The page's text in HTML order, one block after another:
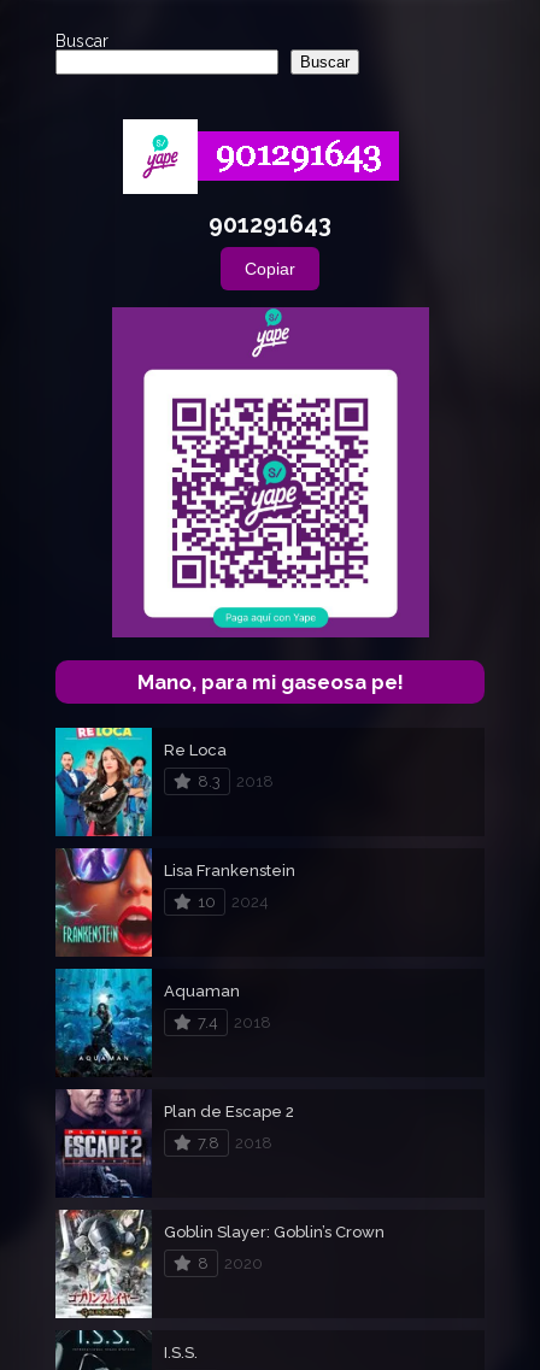
Buscar
Buscar
901291643
Copiar
Mano, para mi gaseosa pe!
Re Loca
8.3
2018
Lisa Frankenstein
10
2024
Aquaman
7.4
2018
Plan de Escape 2
7.8
2018
Goblin Slayer: Goblin’s Crown
8
2020
I.S.S.